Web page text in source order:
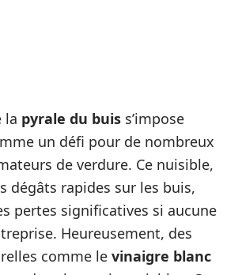
la pyrale du buis s’impose
un défi pour de nombreux
de verdure. Ce nuisible,
dégâts rapides sur les buis,
pertes significatives si aucune
Heureusement, des
comme le vinaigre blanc